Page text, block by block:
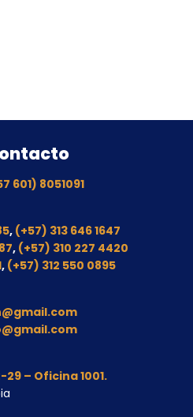
601) 8051091
, (+57) 313 646 1647
, (+57) 310 227 4420
, (+57) 312 550 0895
– Oficina 1001.